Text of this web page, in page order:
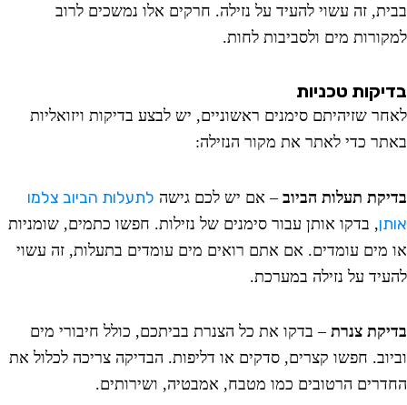
זה עשוי להעיד על נזילה. חרקים אלו נמשכים לרוב
מים ולסביבות לחות.
טכניות
שזיהיתם סימנים ראשוניים, יש לבצע בדיקות ויזואליות
כדי לאתר את מקור הנזילה:
תעלות הביוב– אם יש לכם גישהלתעלות הביוב צלמו
, בדקו אותן עבור סימנים של נזילות. חפשו כתמים, שומניות
עומדים. אם אתם רואים מים עומדים בתעלות, זה עשוי
על נזילה במערכת.
צנרת– בדקו את כל הצנרת בביתכם, כולל חיבורי מים
חפשו קצרים, סדקים או דליפות. הבדיקה צריכה לכלול את
הרטובים כמו מטבח, אמבטיה, ושירותים.